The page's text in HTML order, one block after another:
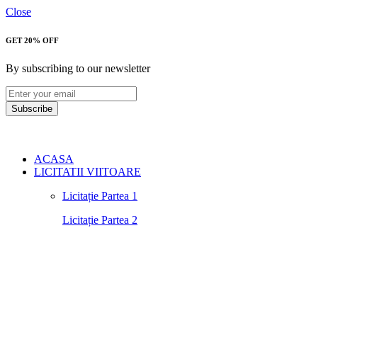
Close
GET 20% OFF
By subscribing to our newsletter
Subscribe
ACASA
LICITATII VIITOARE
Licitație Partea 1
Licitație Partea 2